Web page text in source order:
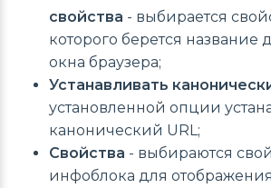
свойства - выбирается
которого берется название
окна браузера;
Устанавливать
установленной опции
канонический URL;
Свойства - выбираются
инфоблока для